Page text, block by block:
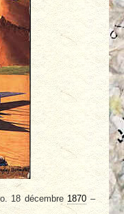
18 décembre 1870 –